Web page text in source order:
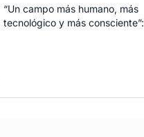
“Un campo más humano, más
tecnológico y más consciente”: